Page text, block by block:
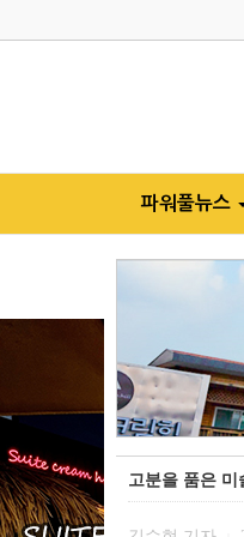
파워풀뉴스
고분을 품은 미